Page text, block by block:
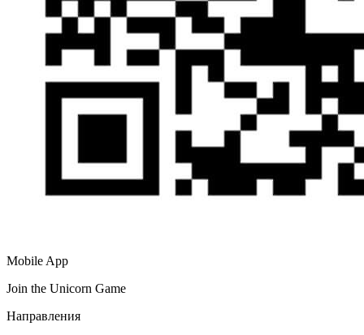
Mobile App
Join the Unicorn Game
Направления